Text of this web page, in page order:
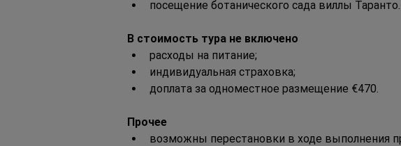
посещение ботанического сада виллы Таранто.
В стоимость тура не включено
расходы на питание;
индивидуальная страховка;
доплата за одноместное размещение €470.
Прочее
возможны перестановки в ходе выполнения